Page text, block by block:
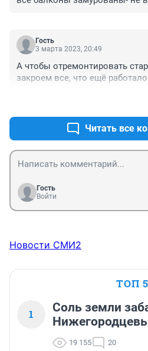
Гость
3 марта 2023, 20:49
А чтобы отремонтировать
закроем все, что ещё
Читать все
Гость
Войти
Новости СМИ2
ТОП 5
1
Соль земли
19 155 20